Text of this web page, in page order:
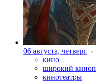
06 августа, четверг -
кино
широкий
кинотеатры